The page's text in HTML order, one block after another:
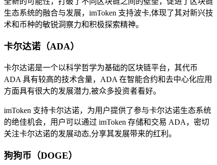
生态系统的融合与发展，imToken 支持波卡,体现了其对新兴技
术和币种的敏锐洞察力和积极探索精神。
卡尔达诺（ADA）
卡尔达诺是一个以科学哲学为基础的区块链平台，其代币
ADA 具有较高的技术含量，ADA 在智能合约和去中心化应用
方面具有很大的发展潜力,被众多投资者看好。
imToken 支持卡尔达诺，为用户提供了参与卡尔达诺生态系统
的绝佳机会，用户可以通过 imToken 存储和交易 ADA，密切
关注卡尔达诺的发展动态,分享其发展带来的红利。
狗狗币（DOGE）